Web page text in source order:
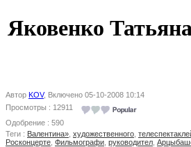
Яковенко
Автор KOV, Включено 05-10-2008 10:14
Просмотры : 12911
Одобрение : 590
Теги : Валентина» художественного
Росконцерте Фильмографи руководител